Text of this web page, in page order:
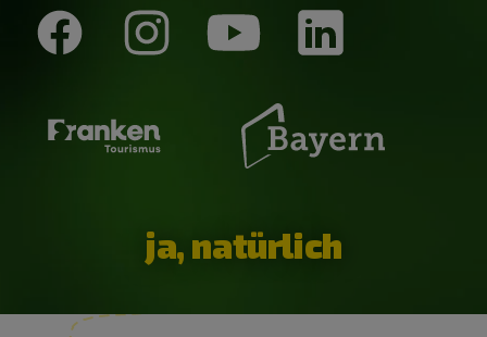
ja, natürlich